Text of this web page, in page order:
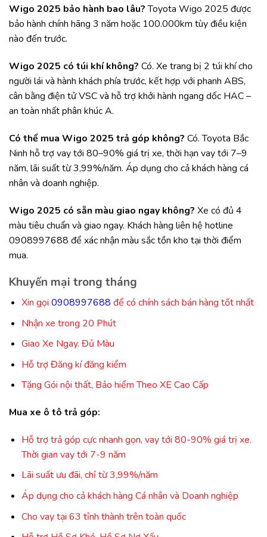
Wigo 2025 bảo hành bao lâu?Toyota Wigo 2025 được
bảo hành chính hãng 3 năm hoặc 100.000km tùy điều kiện
nào đến trước.
Wigo 2025 có túi khí không? Có. Xe trang bị 2 túi khí cho
người lái và hành khách phía trước, kết hợp với phanh ABS,
cân bằng điện tử VSC và hỗ trợ khởi hành ngang dốc HAC –
an toàn nhất phân khúc A.
Có thể mua Wigo 2025 trả góp không? Có. Toyota Bắc
Ninh hỗ trợ vay tới 80–90% giá trị xe, thời hạn vay tới 7–9
năm, lãi suất từ 3,99%/năm. Áp dụng cho cả khách hàng cá
nhân và doanh nghiệp.
Wigo 2025 có sẵn màu giao ngay không? Xe có đủ 4
màu tiêu chuẩn và giao ngay. Khách hàng liên hệ hotline
0908997688 để xác nhận màu sắc tồn kho tại thời điểm
mua.
Khuyến mại trong tháng
Xin gọi 0908997688 để có chính sách bán hàng tốt nhất
Nhận xe trong 20 Phút
Giao Xe Ngay. Đủ Màu
Hỗ trợ Đăng kí đăng kiểm
Tặng Gói nội thất, Bảo hiểm Theo XE Cao Cấp
Mua xe ô tô trả góp:
Hỗ trợ trả góp cực nhanh gọn, vay tới 80-90% giá trị xe.
Thời gian vay tới 7-9 năm
Lãi suất ưu đãi, chỉ từ 3,99%/năm
Áp dụng cho cả khách hàng Cá nhân và Doanh nghiệp
Cho vay tại 63 tỉnh thành trên toàn quốc